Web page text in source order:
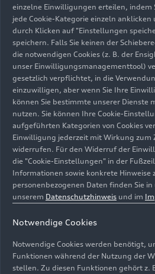
Stärkstes SUV der Audi Sport
RS Q8
performance und der
Modelle 25.06.2024
einzelne Einwilligungen erteilen, indem
jede Cookie-Kategorie einzeln
durch Klicken auf "Einstellungen
speichern. Falls Sie keinen der
die notwendigen Cookies (z. B. der
unser Einwilligungsmanagementtool)
gesetzlich verpflichtet, in die
einzuwilligen, aber wenn Sie Ihre
können Sie bestimmte unserer Dienste
nutzen. Sie können Ihre Cookie-
aufgeführten Kategorien von Cookies
Einwilligung jederzeit mit Wirkung zum
widerrufen. Für den Widerruf der
die "Cookie-Einstellungen" in der
Informationen sowie konkrete Hinweise
personenbezogenen Daten finden Sie in
unserem Datenschutzhinweis und im
Notwendige Cookies
Notwendige Cookies werden benötigt,
Funktionen während der Nutzung der
stellen. Zu diesen Funktionen gehört z.